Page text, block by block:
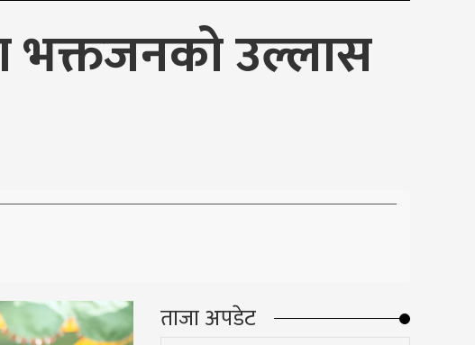
भक्तजनको उल्लास
ताजा अपडेट